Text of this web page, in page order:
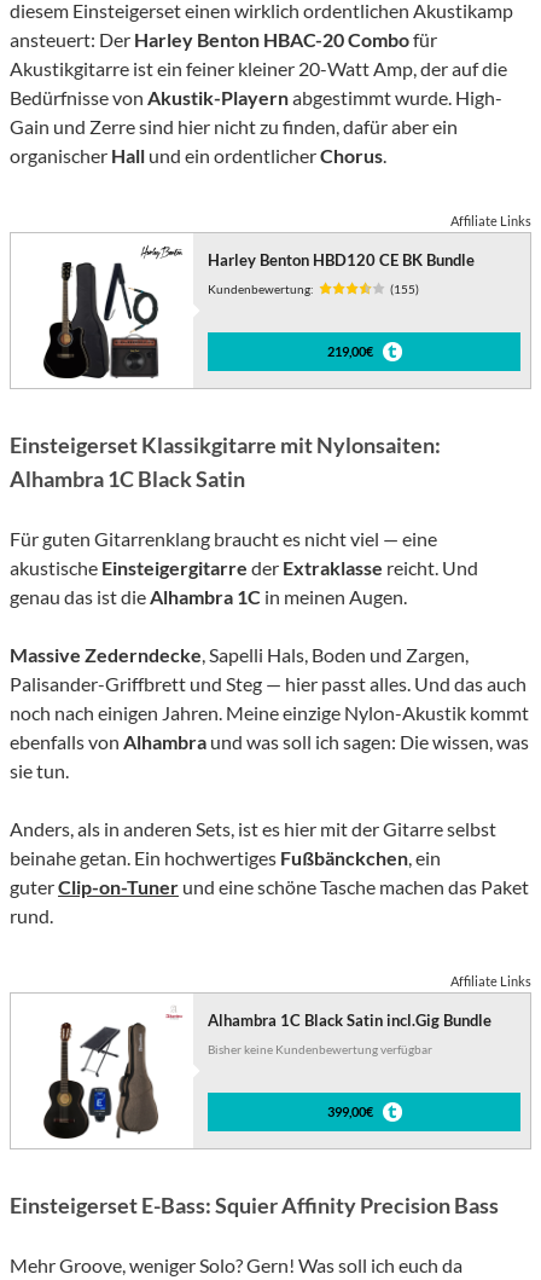
diesem Einsteigerset einen wirklich ordentlichen Akustikamp
ansteuert: Der Harley Benton HBAC-20 Combofür
Akustikgitarre ist ein feiner kleiner 20-Watt Amp, der auf die
Bedürfnisse von Akustik-Playernabgestimmt wurde. High-
Gain und Zerre sind hier nicht zu finden, dafür aber ein
organischer Hall und ein ordentlicherChorus
Affiliate Links
Harley Benton HBD120 CE BK Bundle
Kundenbewertung: (155)
219,00€
Einsteigerset Klassikgitarre mit Nylonsaiten:
Alhambra 1C Black Satin
Für guten Gitarrenklang braucht es nicht viel — eine
akustische Einsteigergitarre der Extraklasse reicht. Und
genau das ist die Alhambra 1C in meinen Augen.
Massive Zederndecke , Sapelli Hals, Boden und Zargen,
Palisander-Griffbrett und Steg — hier passt alles. Und das auch
noch nach einigen Jahren. Meine einzige Nylon-Akustik kommt
ebenfalls von Alhambra und was soll ich sagen: Die wissen, was
sie tun.
Anders, als in anderen Sets, ist es hier mit der Gitarre selbst
beinahe getan. Ein hochwertiges Fußbänckchen , ein
guterClip-on-Tuner und eine schöne Tasche machen das Paket
rund.
Affiliate Links
Alhambra 1C Black Satin incl.Gig Bundle
Bisher keine Kundenbewertung verfügbar
399,00€
Einsteigerset E-Bass: Squier Affinity Precision Bass
Mehr Groove, weniger Solo? Gern! Was soll ich euch da